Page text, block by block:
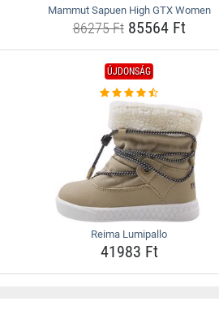
Mammut Sapuen High GTX Women
86275 Ft85564 Ft
ÚJDONSÁG
Reima Lumipallo
41983 Ft